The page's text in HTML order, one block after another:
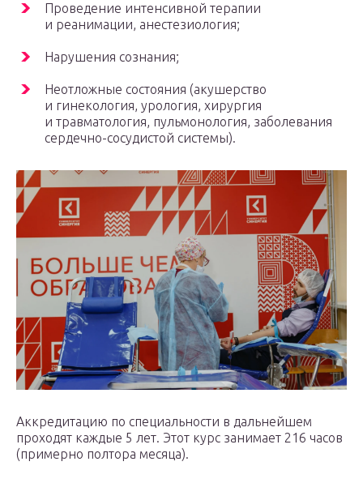
Проведение интенсивной терапии
и реанимации, анестезиология;
Нарушения сознания;
Неотложные состояния (акушерство
и гинекология, урология, хирургия
и травматология, пульмонология, заболевания
сердечно-сосудистой системы).
Аккредитацию по специальности в дальнейшем
проходят каждые 5 лет. Этот курс занимает 216 часов
(примерно полтора месяца).